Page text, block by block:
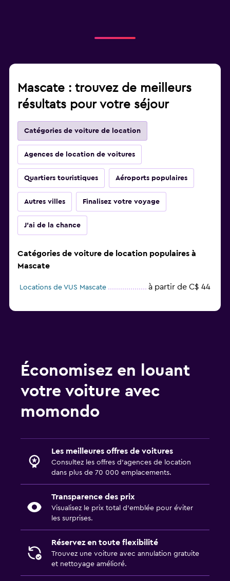
Mascate : trouvez de meilleurs
résultats pour votre séjour
Catégories de voiture de location
Agences de location de voitures
Quartiers touristiques Aéroports populaires
Autres villes Finalisez votre voyage
J'ai de la chance
Catégories de voiture de location populaires à
Mascate
Locations de VUS Mascate à partir de C$ 44
Économisez en louant
votre voiture avec
momondo
Les meilleures offres de voitures
Consultez les offres d’agences de location
dans plus de 70 000 emplacements.
Transparence des prix
Visualisez le prix total d’emblée pour éviter
les surprises.
Réservez en toute flexibilité
Trouvez une voiture avec annulation gratuite
et nettoyage amélioré.